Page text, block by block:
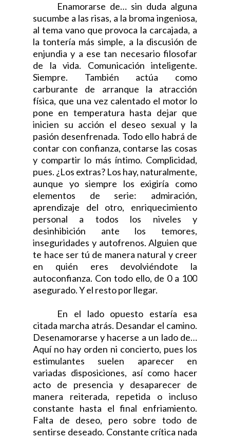
Enamorarse de… sin duda alguna
sucumbe a las risas, a la broma ingeniosa,
al tema vano que provoca la carcajada, a
la tontería más simple, a la discusión de
enjundia y a ese tan necesario filosofar
de la vida. Comunicación inteligente.
Siempre. También actúa como
carburante de arranque la atracción
física, que una vez calentado el motor lo
pone en temperatura hasta dejar que
inicien su acción el deseo sexual y la
pasión desenfrenada. Todo ello habrá de
contar con confianza, contarse las cosas
y compartir lo más íntimo. Complicidad,
pues. ¿Los extras? Los hay, naturalmente,
aunque yo siempre los exigiría como
elementos de serie: admiración,
aprendizaje del otro, enriquecimiento
personal a todos los niveles y
desinhibición ante los temores,
inseguridades y autofrenos. Alguien que
te hace ser tú de manera natural y creer
en quién eres devolviéndote la
autoconfianza. Con todo ello, de 0 a 100
asegurado. Y el resto por llegar.
En el lado opuesto estaría esa
citada marcha atrás. Desandar el camino.
Desenamorarse y hacerse a un lado de…
Aquí no hay orden ni concierto, pues los
estimulantes suelen aparecer en
variadas disposiciones, así como hacer
acto de presencia y desaparecer de
manera reiterada, repetida o incluso
constante hasta el final enfriamiento.
Falta de deseo, pero sobre todo de
sentirse deseado. Constante crítica nada